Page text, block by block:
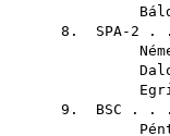
8. SPA-2
9. BSC . .